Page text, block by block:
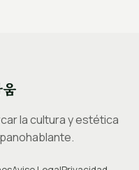
la cultura y estética